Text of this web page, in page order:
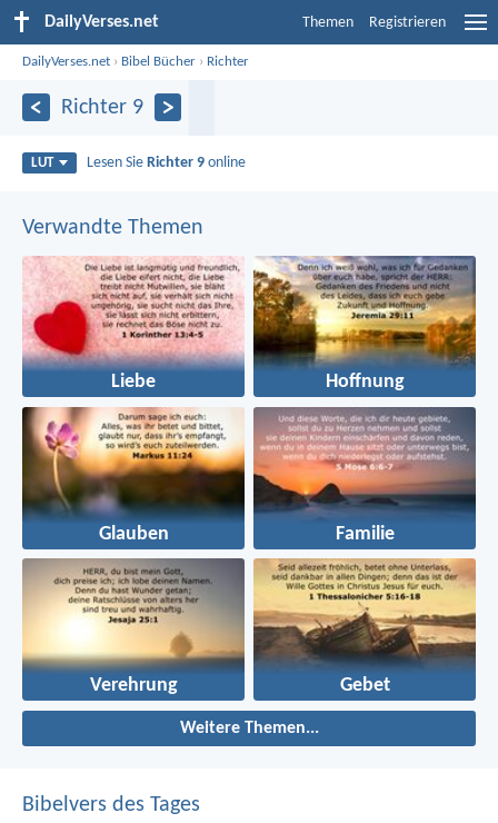
DailyVerses.net Themen Registrieren
DailyVerses.net › Bibel Bücher › Richter
Richter 9
LUT Lesen Sie Richter 9 online
Verwandte Themen
Liebe Hoffnung
Glauben Familie
Verehrung Gebet
Weitere Themen...
Bibelvers des Tages